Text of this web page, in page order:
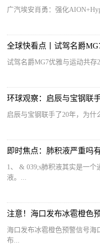
广汽埃安肖勇：强化
试驾名爵MG7优雅与运动共存
启辰与宝钢联手了20年，为什
即时焦点：肺积液严重吗
1、 & 039;s肺积液其实是一
液。...
注意！海口发布冰雹橙色
海口发布冰雹橙色预警信号海
布...